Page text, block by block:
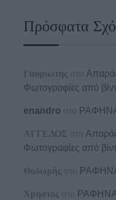
Πρόσφατα
Γαυριωτης στο
Φωτογραφίες από
enandro στο
ΑΓΓΕΛΟΣ στο
Φωτογραφίες από
Θοδωρής στο
Χρηστος στο ΡΑΦΗΝΑ